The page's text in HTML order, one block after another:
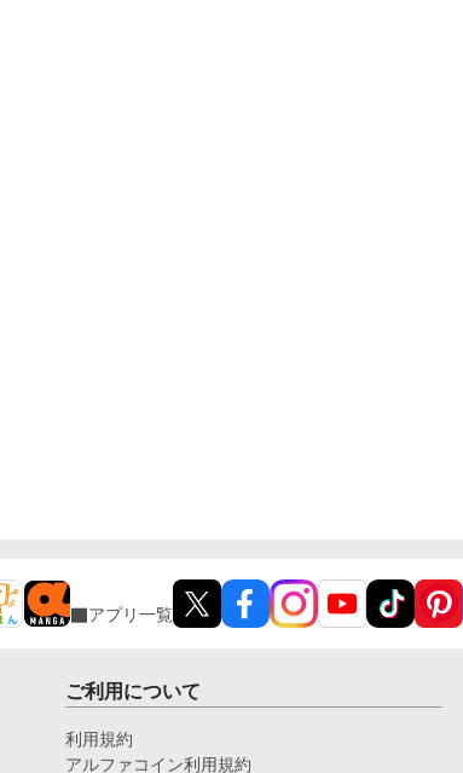
アプリ一覧
ご利用について
利用規約
アルファコイン利用規約